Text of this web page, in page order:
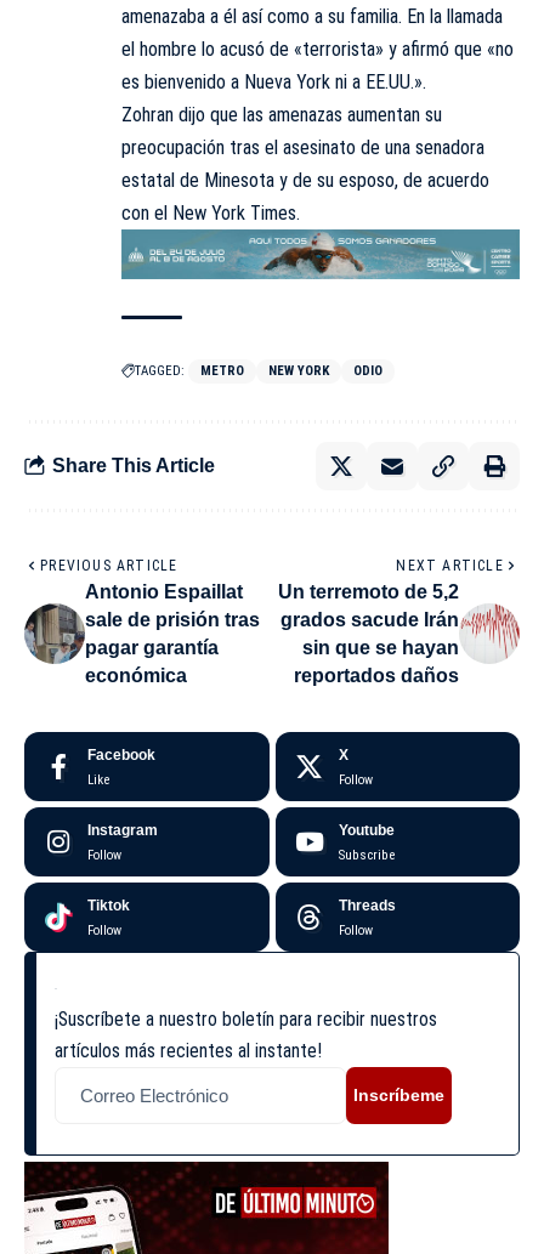
amenazaba a él así como a su familia. En la llamada
el hombre lo acusó de «terrorista» y afirmó que «no
es bienvenido a Nueva York ni a EE.UU.».
Zohran dijo que las amenazas aumentan su
preocupación tras el asesinato de una senadora
estatal de Minesota y de su esposo, de acuerdo
con el New York Times.
TAGGED: METRO NEW YORK ODIO
Share This Article
PREVIOUS ARTICLE
Antonio Espaillat
sale de prisión tras
pagar garantía
económica
NEXT ARTICLE
Un terremoto de 5,2
grados sacude Irán
sin que se hayan
reportados daños
Facebook
Like
X
Follow
Instagram
Follow
Youtube
Subscribe
Tiktok
Follow
Threads
Follow
¡Suscríbete a nuestro boletín para recibir nuestros
artículos más recientes al instante!
Inscríbeme